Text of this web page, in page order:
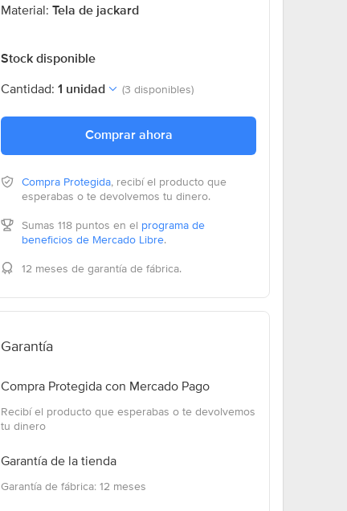
Material: Tela de jackard
Stock disponible
Cantidad: 1 unidad (3 disponibles)
Comprar ahora
Compra Protegida, recibí el producto que
esperabas o te devolvemos tu dinero.
Sumas 118 puntos en el programa de
beneficios de Mercado Libre.
12 meses de garantía de fábrica.
Garantía
Compra Protegida con Mercado Pago
Recibí el producto que esperabas o te devolvemos
tu dinero
Garantía de la tienda
Garantía de fábrica: 12 meses